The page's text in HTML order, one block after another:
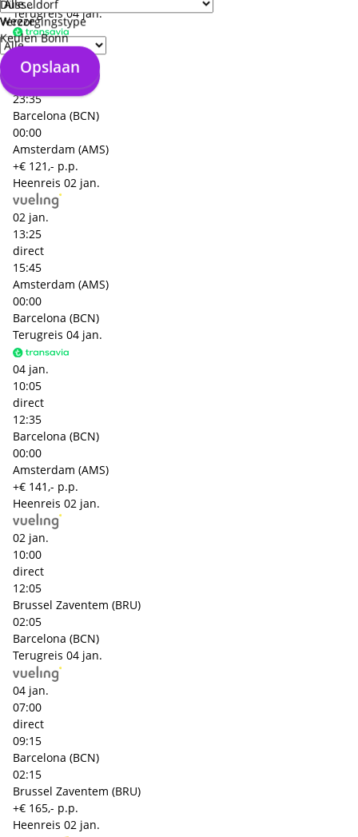
Verzorgingstype
Opslaan
Düsseldorf
Weeze
Keulen Bonn
Opslaan
Terugreis 04 jan.
04 jan.
21:05
direct
23:35
Barcelona (BCN)
00:00
Amsterdam (AMS)
+€ 121,- p.p.
Heenreis 02 jan.
02 jan.
13:25
direct
15:45
Amsterdam (AMS)
00:00
Barcelona (BCN)
Terugreis 04 jan.
04 jan.
10:05
direct
12:35
Barcelona (BCN)
00:00
Amsterdam (AMS)
+€ 141,- p.p.
Heenreis 02 jan.
02 jan.
10:00
direct
12:05
Brussel Zaventem (BRU)
02:05
Barcelona (BCN)
Terugreis 04 jan.
04 jan.
07:00
direct
09:15
Barcelona (BCN)
02:15
Brussel Zaventem (BRU)
+€ 165,- p.p.
Heenreis 02 jan.